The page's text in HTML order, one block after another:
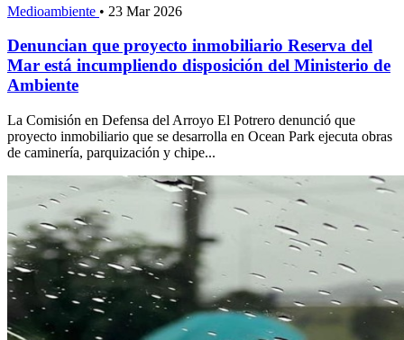
Medioambiente • 23 Mar 2026
Denuncian que proyecto inmobiliario Reserva del
Mar está incumpliendo disposición del Ministerio de
Ambiente
La Comisión en Defensa del Arroyo El Potrero denunció que
proyecto inmobiliario que se desarrolla en Ocean Park ejecuta obras
de caminería, parquización y chipe...